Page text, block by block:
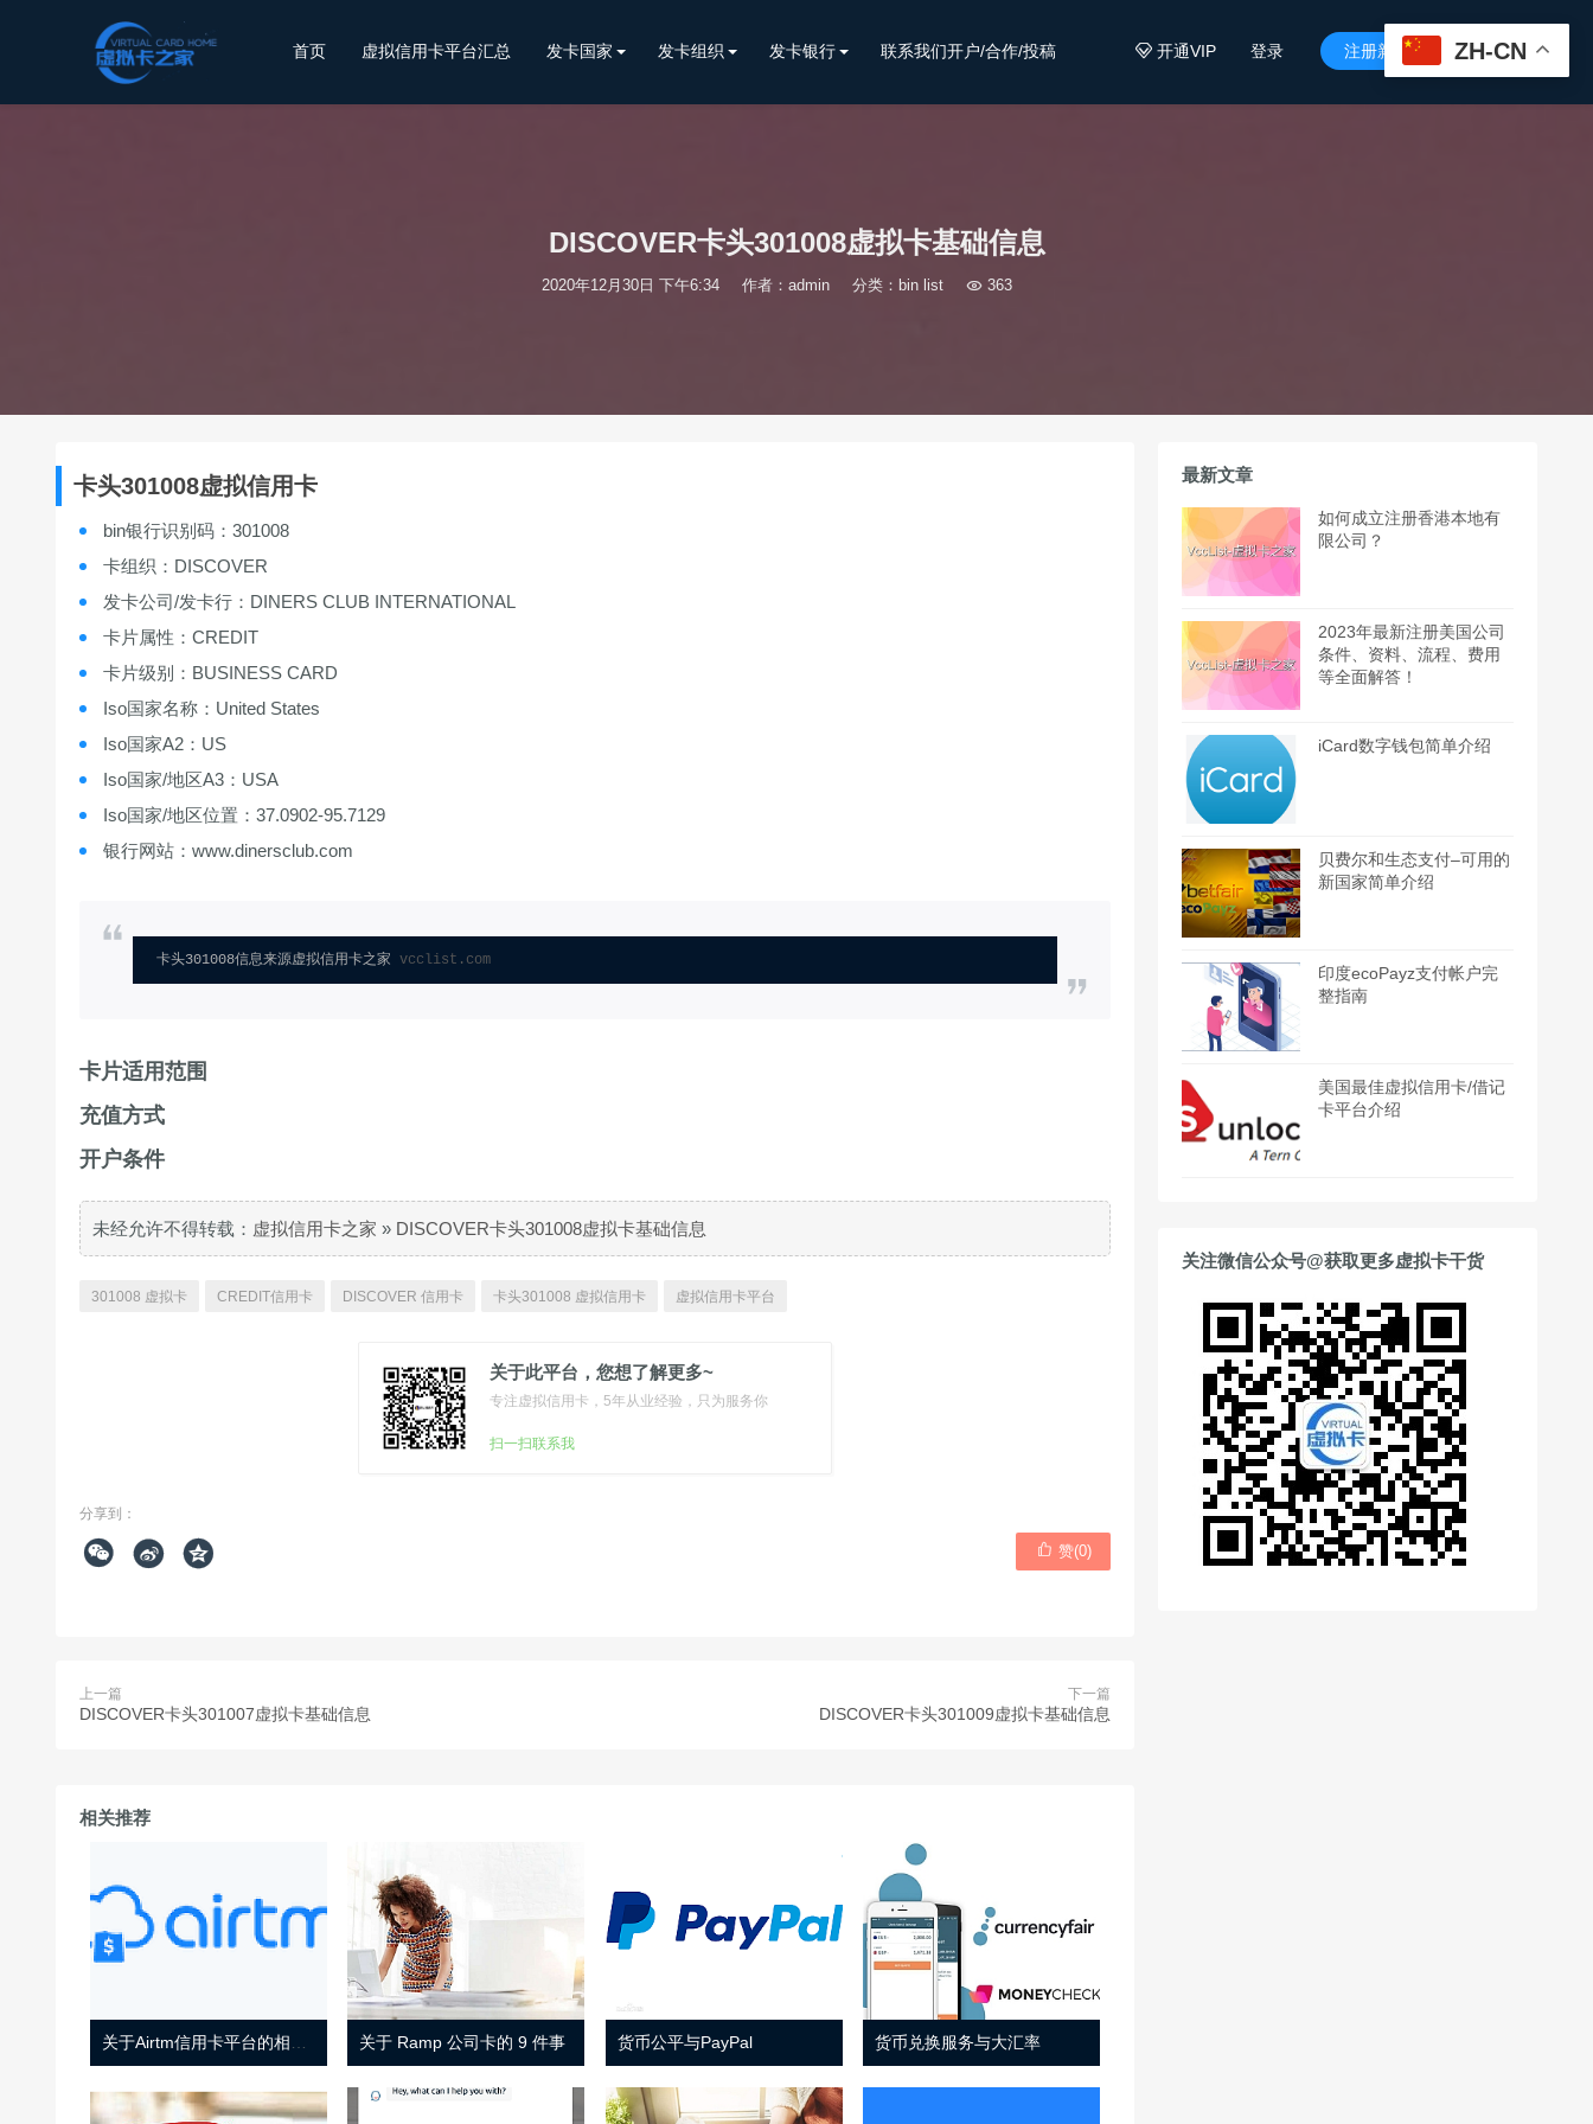
开通VIP 登录 注册新用户 
首页 虚拟信用卡平台汇总 发卡国家 发卡组织 发卡银行 联系我们开户/合作/投稿
DISCOVER卡头301008虚拟卡基础信息
2020年12月30日 下午6:34 作者：admin 分类： bin list 363
卡头301008虚拟信用卡
bin银行识别码：301008
卡组织：DISCOVER
发卡公司/发卡行：DINERS CLUB INTERNATIONAL
卡片属性：CREDIT
卡片级别：BUSINESS CARD
Iso国家名称：United States
Iso国家A2：US
Iso国家/地区A3：USA
Iso国家/地区位置：37.0902-95.7129
银行网站：www.dinersclub.com
卡头301008信息来源虚拟信用卡之家 vcclist.com
卡片适用范围
充值方式
开户条件
未经允许不得转载： 虚拟信用卡之家 » DISCOVER卡头301008虚拟卡基础信息
301008 虚拟卡 CREDIT信用卡 DISCOVER 信用卡 卡头301008 虚拟信用卡 虚拟信用卡平台
关于此平台，您想了解更多~
专注虚拟信用卡，5年从业经验，只为服务你
扫一扫联系我
分享到：
    赞(0)
上一篇
DISCOVER卡头301007虚拟卡基础信息
下一篇
DISCOVER卡头301009虚拟卡基础信息
相关推荐
关于 Ramp 公司卡的 9 件事 货币公平与PayPal 货币兑换服务与大汇率
最新文章
如何成立注册香港本地有
限公司？
2023年最新注册美国公司
条件、资料、流程、费用
等全面解答！
iCard数字钱包简单介绍
贝费尔和生态支付–可用的
新国家简单介绍
印度ecoPayz支付帐户完
整指南
美国最佳虚拟信用卡/借记
卡平台介绍
关注微信公众号@获取更多虚拟卡干货
ZH-CN